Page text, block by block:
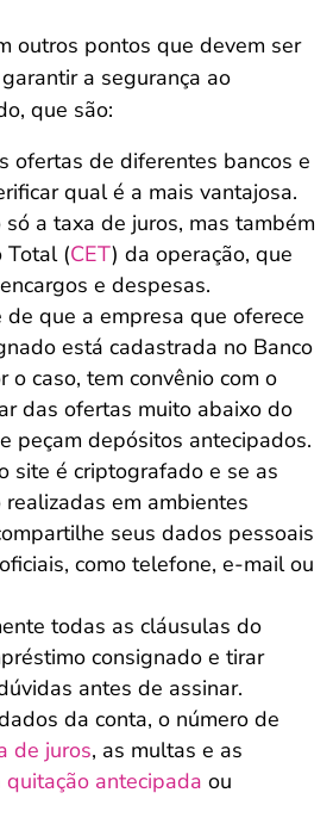
outros pontos que devem ser
a segurança ao
que são:
ofertas de diferentes bancos e
qual é a mais vantajosa.
só a taxa de juros, mas também
Total (CET) da operação, que
e despesas.
de que a empresa que oferece
está cadastrada no Banco
o caso, tem convênio com o
das ofertas muito abaixo do
peçam depósitos antecipados.
site é criptografado e se as
em ambientes
seus dados pessoais
como telefone, e-mail ou
todas as cláusulas do
consignado e tirar
antes de assinar.
da conta, o número de
de juros, as multas e as
quitação antecipada ou